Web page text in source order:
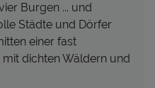
Burgen ... und
Städte und Dörfer
einer fast
dichten Wäldern und